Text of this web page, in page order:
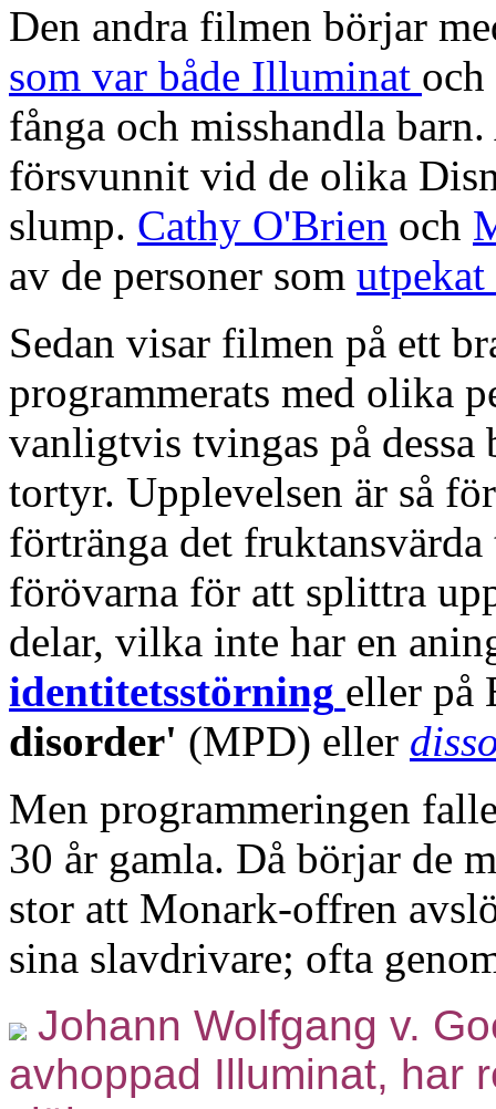
Den andra filmen börjar
som var både Illuminat och
fånga och misshandla
försvunnit vid de olika
slump. Cathy O'Brien och
av de personer som
Sedan visar filmen på ett
programmerats med olika
vanligtvis tvingas på
tortyr. Upplevelsen är så
förtränga det
förövarna för att splittra
delar, vilka inte har en
identitetsstörning eller på
disorder' (MPD) eller
Men programmeringen
30 år gamla. Då börjar de
stor att Monark-offren
sina slavdrivare; ofta
Johann Wolfgang v.
avhoppad Illuminat, har